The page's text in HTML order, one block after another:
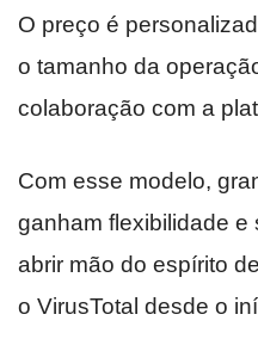
O preço é
o tamanho da
colaboração com a
Com esse modelo,
ganham flexibilidade e
abrir mão do espírito
o VirusTotal desde o